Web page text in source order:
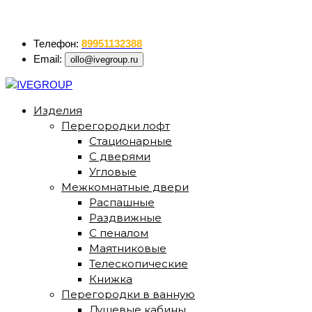
Телефон: 89951132388
Email:
ollo@ivegroup.ru
Изделия
Перегородки лофт
Стационарные
С дверями
Угловые
Межкомнатные двери
Распашные
Раздвижные
С пеналом
Маятниковые
Телескопические
Книжка
Перегородки в ванную